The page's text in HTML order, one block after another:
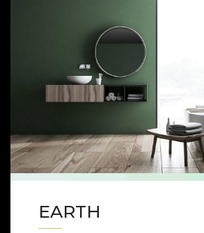
EARTH